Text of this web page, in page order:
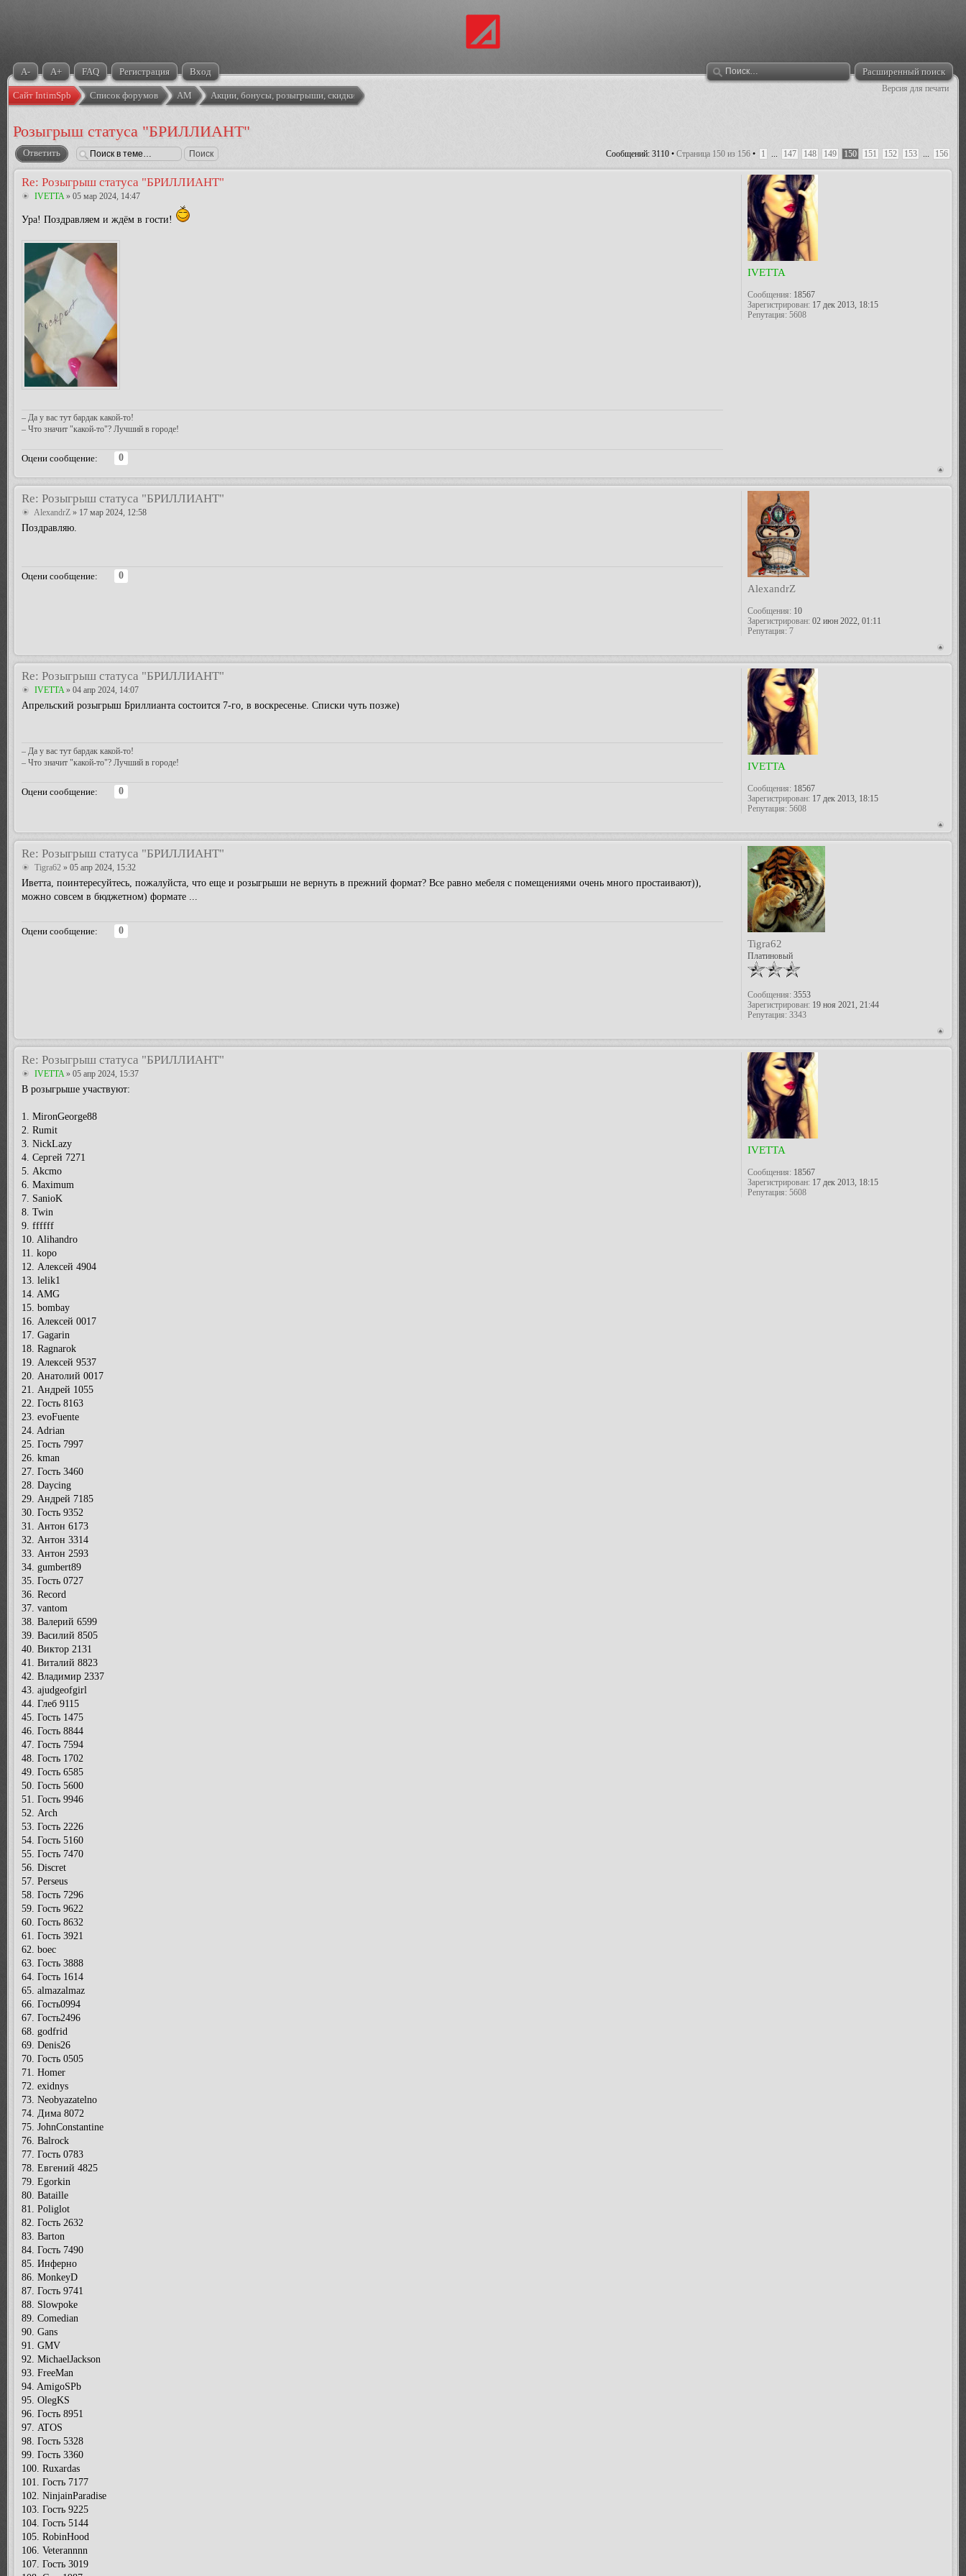
A- A+ FAQ Регистрация Вход Расширенный поиск
Версия для печати
Сайт IntimSpb Список форумов АМ Акции, бонусы, розыгрыши, скидки
Розыгрыш статуса "БРИЛЛИАНТ"
Ответить Сообщений: 3110 • Страница 150 из 156 • 1 ... 147 148 149 150 151 152 153 ... 156
Re: Розыгрыш статуса "БРИЛЛИАНТ"
IVETTA» 05 мар 2024, 14:47
Ура! Поздравляем и ждём в гости!
– Да у вас тут бардак какой-то!
– Что значит "какой-то"? Лучший в городе!
Оцени сообщение: 0
IVETTA
Сообщения:18567
Зарегистрирован:17 дек 2013, 18:15
Репутация: 5608
Re: Розыгрыш статуса "БРИЛЛИАНТ"
AlexandrZ » 17 мар 2024, 12:58
Поздравляю.
Оцени сообщение: 0
AlexandrZ
Сообщения:10
Зарегистрирован:02 июн 2022, 01:11
Репутация: 7
Re: Розыгрыш статуса "БРИЛЛИАНТ"
IVETTA» 04 апр 2024, 14:07
Апрельский розыгрыш Бриллианта состоится 7-го, в воскресенье. Списки чуть позже)
– Да у вас тут бардак какой-то!
– Что значит "какой-то"? Лучший в городе!
Оцени сообщение: 0
IVETTA
Сообщения:18567
Зарегистрирован:17 дек 2013, 18:15
Репутация: 5608
Re: Розыгрыш статуса "БРИЛЛИАНТ"
Tigra62 » 05 апр 2024, 15:32
Иветта, поинтересуйтесь, пожалуйста, что еще и розыгрыши не вернуть в прежний формат? Все равно мебеля с помещениями очень много простаивают)),
можно совсем в бюджетном) формате ...
Оцени сообщение: 0
Tigra62
Платиновый
Сообщения:3553
Зарегистрирован:19 ноя 2021, 21:44
Репутация: 3343
Re: Розыгрыш статуса "БРИЛЛИАНТ"
IVETTA» 05 апр 2024, 15:37
В розыгрыше участвуют:
1. MironGeorge88
2. Rumit
3. NickLazy
4. Сергей 7271
5. Akcmo
6. Maximum
7. SanioK
8. Twin
9. ffffff
10. Alihandro
11. kopo
12. Алексей 4904
13. lelik1
14. AMG
15. bombay
16. Алексей 0017
17. Gagarin
18. Ragnarok
19. Алексей 9537
20. Анатолий 0017
21. Андрей 1055
22. Гость 8163
23. evoFuente
24. Adrian
25. Гость 7997
26. kman
27. Гость 3460
28. Daycing
29. Андрей 7185
30. Гость 9352
31. Антон 6173
32. Антон 3314
33. Антон 2593
34. gumbert89
35. Гость 0727
36. Record
37. vantom
38. Валерий 6599
39. Василий 8505
40. Виктор 2131
41. Виталий 8823
42. Владимир 2337
43. ajudgeofgirl
44. Глеб 9115
45. Гость 1475
46. Гость 8844
47. Гость 7594
48. Гость 1702
49. Гость 6585
50. Гость 5600
51. Гость 9946
52. Arch
53. Гость 2226
54. Гость 5160
55. Гость 7470
56. Discret
57. Perseus
58. Гость 7296
59. Гость 9622
60. Гость 8632
61. Гость 3921
62. boec
63. Гость 3888
64. Гость 1614
65. almazalmaz
66. Гость0994
67. Гость2496
68. godfrid
69. Denis26
70. Гость 0505
71. Homer
72. exidnys
73. Neobyazatelno
74. Дима 8072
75. JohnConstantine
76. Balrock
77. Гость 0783
78. Евгений 4825
79. Egorkin
80. Bataille
81. Poliglot
82. Гость 2632
83. Barton
84. Гость 7490
85. Инферно
86. MonkeyD
87. Гость 9741
88. Slowpoke
89. Comedian
90. Gans
91. GMV
92. MichaelJackson
93. FreeMan
94. AmigoSPb
95. OlegKS
96. Гость 8951
97. ATOS
98. Гость 5328
99. Гость 3360
100. Ruxardas
101. Гость 7177
102. NinjainParadise
103. Гость 9225
104. Гость 5144
105. RobinHood
106. Veterannnn
107. Гость 3019
IVETTA
Сообщения:18567
Зарегистрирован:17 дек 2013, 18:15
Репутация: 5608